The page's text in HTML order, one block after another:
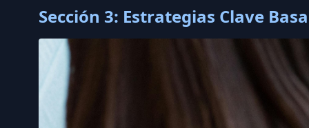
Sección 3: Estrategias Clave